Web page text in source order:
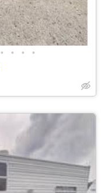
• • • •